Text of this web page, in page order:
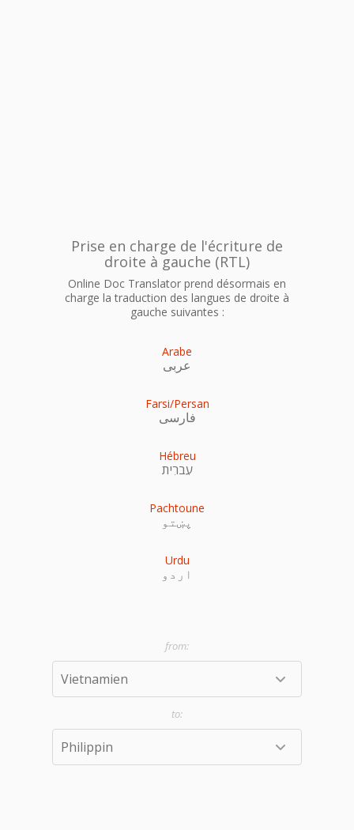
Prise en charge de l'écriture de
droite à gauche (RTL)
Online Doc Translator prend désormais en
charge la traduction des langues de droite à
gauche suivantes :
Arabe
عربى
Farsi/Persan
فارسی
Hébreu
עִברִית
Pachtoune
پښتو
Urdu
اردو